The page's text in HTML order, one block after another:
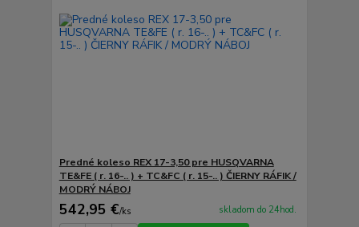
Predné koleso REX 17-3,50 pre HUSQVARNA
TE&FE ( r. 16-.. ) + TC&FC ( r. 15-.. ) ČIERNY RÁFIK /
MODRÝ NÁBOJ
542,95 €/ks skladom do 24hod.